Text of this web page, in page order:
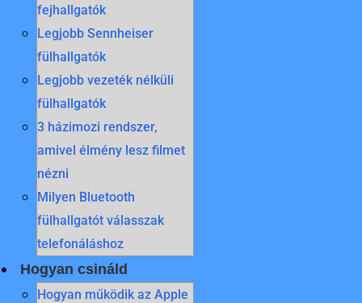
fejhallgatók
Legjobb Sennheiser
fülhallgatók
Legjobb vezeték nélküli
fülhallgatók
3 házimozi rendszer,
amivel élmény lesz filmet
nézni
Milyen Bluetooth
fülhallgatót válasszak
telefonáláshoz
Hogyan csináld
Hogyan működik az Apple